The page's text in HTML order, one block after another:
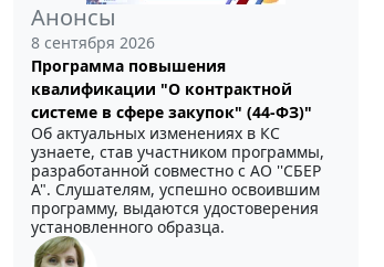
Анонсы
8 сентября 2026
Программа повышения
квалификации "О контрактной
системе в сфере закупок" (44-ФЗ)"
Об актуальных изменениях в КС
узнаете, став участником программы,
разработанной совместно с АО ''СБЕР
А". Слушателям, успешно освоившим
программу, выдаются удостоверения
установленного образца.